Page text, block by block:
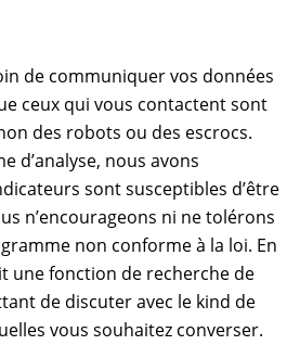
de communiquer vos données
ceux qui vous contactent sont
des robots ou des escrocs.
d’analyse, nous avons
sont susceptibles d’être
n’encourageons ni ne tolérons
non conforme à la loi. En
une fonction de recherche de
de discuter avec le kind de
vous souhaitez converser.